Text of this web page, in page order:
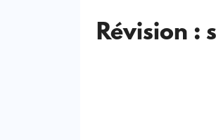
Révision :